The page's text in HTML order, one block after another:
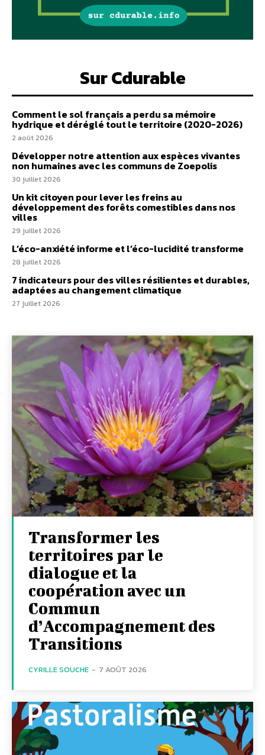
Sur Cdurable
Comment le sol français a perdu sa mémoire
hydrique et déréglé tout le territoire (2020-2026)
2 août 2026
Développer notre attention aux espèces vivantes
non humaines avec les communs de Zoepolis
30 juillet 2026
Un kit citoyen pour lever les freins au
développement des forêts comestibles dans nos
villes
29 juillet 2026
L’éco-anxiété informe et l’éco-lucidité transforme
28 juillet 2026
7 indicateurs pour des villes résilientes et durables,
adaptées au changement climatique
27 juillet 2026
Transformer les
territoires par le
dialogue et la
coopération avec un
Commun
d’Accompagnement des
Transitions
CYRILLE SOUCHE - 7 AOÛT 2026